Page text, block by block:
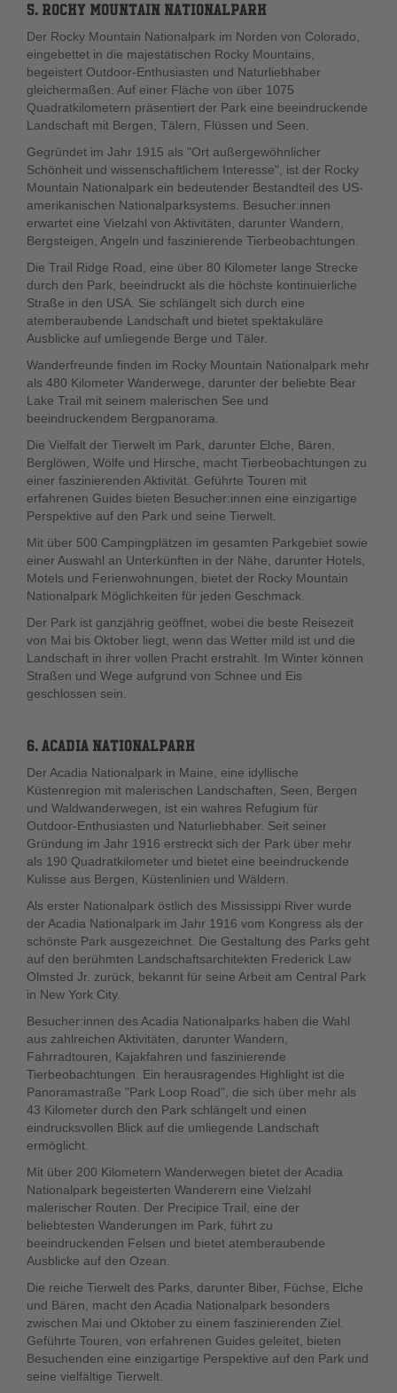
5. ROCKY MOUNTAIN NATIONALPARK
Der Rocky Mountain Nationalpark im Norden von Colorado,
eingebettet in die majestätischen Rocky Mountains,
begeistert Outdoor-Enthusiasten und Naturliebhaber
gleichermaßen. Auf einer Fläche von über 1075
Quadratkilometern präsentiert der Park eine beeindruckende
Landschaft mit Bergen, Tälern, Flüssen und Seen.
Gegründet im Jahr 1915 als "Ort außergewöhnlicher
Schönheit und wissenschaftlichem Interesse", ist der Rocky
Mountain Nationalpark ein bedeutender Bestandteil des US-
amerikanischen Nationalparksystems. Besucher:innen
erwartet eine Vielzahl von Aktivitäten, darunter Wandern,
Bergsteigen, Angeln und faszinierende Tierbeobachtungen.
Die Trail Ridge Road, eine über 80 Kilometer lange Strecke
durch den Park, beeindruckt als die höchste kontinuierliche
Straße in den USA. Sie schlängelt sich durch eine
atemberaubende Landschaft und bietet spektakuläre
Ausblicke auf umliegende Berge und Täler.
Wanderfreunde finden im Rocky Mountain Nationalpark mehr
als 480 Kilometer Wanderwege, darunter der beliebte Bear
Lake Trail mit seinem malerischen See und
beeindruckendem Bergpanorama.
Die Vielfalt der Tierwelt im Park, darunter Elche, Bären,
Berglöwen, Wölfe und Hirsche, macht Tierbeobachtungen zu
einer faszinierenden Aktivität. Geführte Touren mit
erfahrenen Guides bieten Besucher:innen eine einzigartige
Perspektive auf den Park und seine Tierwelt.
Mit über 500 Campingplätzen im gesamten Parkgebiet sowie
einer Auswahl an Unterkünften in der Nähe, darunter Hotels,
Motels und Ferienwohnungen, bietet der Rocky Mountain
Nationalpark Möglichkeiten für jeden Geschmack.
Der Park ist ganzjährig geöffnet, wobei die beste Reisezeit
von Mai bis Oktober liegt, wenn das Wetter mild ist und die
Landschaft in ihrer vollen Pracht erstrahlt. Im Winter können
Straßen und Wege aufgrund von Schnee und Eis
geschlossen sein.
6. ACADIA NATIONALPARK
Der Acadia Nationalpark in Maine, eine idyllische
Küstenregion mit malerischen Landschaften, Seen, Bergen
und Waldwanderwegen, ist ein wahres Refugium für
Outdoor-Enthusiasten und Naturliebhaber. Seit seiner
Gründung im Jahr 1916 erstreckt sich der Park über mehr
als 190 Quadratkilometer und bietet eine beeindruckende
Kulisse aus Bergen, Küstenlinien und Wäldern.
Als erster Nationalpark östlich des Mississippi River wurde
der Acadia Nationalpark im Jahr 1916 vom Kongress als der
schönste Park ausgezeichnet. Die Gestaltung des Parks geht
auf den berühmten Landschaftsarchitekten Frederick Law
Olmsted Jr. zurück, bekannt für seine Arbeit am Central Park
in New York City.
Besucher:innen des Acadia Nationalparks haben die Wahl
aus zahlreichen Aktivitäten, darunter Wandern,
Fahrradtouren, Kajakfahren und faszinierende
Tierbeobachtungen. Ein herausragendes Highlight ist die
Panoramastraße "Park Loop Road", die sich über mehr als
43 Kilometer durch den Park schlängelt und einen
eindrucksvollen Blick auf die umliegende Landschaft
ermöglicht.
Mit über 200 Kilometern Wanderwegen bietet der Acadia
Nationalpark begeisterten Wanderern eine Vielzahl
malerischer Routen. Der Precipice Trail, eine der
beliebtesten Wanderungen im Park, führt zu
beeindruckenden Felsen und bietet atemberaubende
Ausblicke auf den Ozean.
Die reiche Tierwelt des Parks, darunter Biber, Füchse, Elche
und Bären, macht den Acadia Nationalpark besonders
zwischen Mai und Oktober zu einem faszinierenden Ziel.
Geführte Touren, von erfahrenen Guides geleitet, bieten
Besuchenden eine einzigartige Perspektive auf den Park und
seine vielfältige Tierwelt.